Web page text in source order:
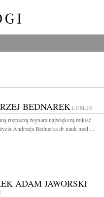
BEDNAREK LUBLIN
rozpaczą żegnam największą miłość
Andrzeja Bednarka dr nauk med.,...
ADAM JAWORSKI